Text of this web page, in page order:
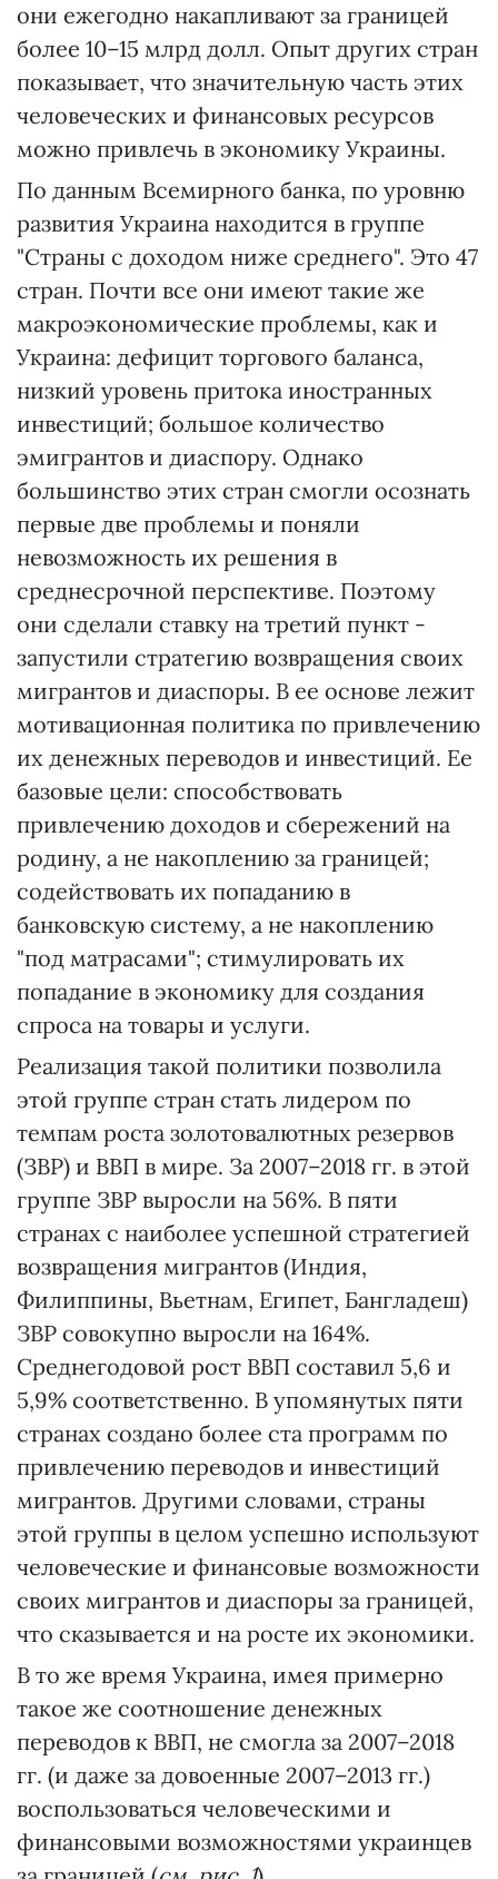
они ежегодно накапливают за границей
более 10–15 млрд долл. Опыт других стран
показывает, что значительную часть этих
человеческих и финансовых ресурсов
можно привлечь в экономику Украины.
По данным Всемирного банка, по уровню
развития Украина находится в группе
"Страны с доходом ниже среднего". Это 47
стран. Почти все они имеют такие же
макроэкономические проблемы, как и
Украина: дефицит торгового баланса,
низкий уровень притока иностранных
инвестиций; большое количество
эмигрантов и диаспору. Однако
большинство этих стран смогли осознать
первые две проблемы и поняли
невозможность их решения в
среднесрочной перспективе. Поэтому
они сделали ставку на третий пункт -
запустили стратегию возвращения своих
мигрантов и диаспоры. В ее основе лежит
мотивационная политика по привлечению
их денежных переводов и инвестиций. Ее
базовые цели: способствовать
привлечению доходов и сбережений на
родину, а не накоплению за границей;
содействовать их попаданию в
банковскую систему, а не накоплению
"под матрасами"; стимулировать их
попадание в экономику для создания
спроса на товары и услуги.
Реализация такой политики позволила
этой группе стран стать лидером по
темпам роста золотовалютных резервов
(ЗВР) и ВВП в мире. За 2007–2018 гг. в этой
группе ЗВР выросли на 56%. В пяти
странах с наиболее успешной стратегией
возвращения мигрантов (Индия,
Филиппины, Вьетнам, Египет, Бангладеш)
ЗВР совокупно выросли на 164%.
Среднегодовой рост ВВП составил 5,6 и
5,9% соответственно. В упомянутых пяти
странах создано более ста программ по
привлечению переводов и инвестиций
мигрантов. Другими словами, страны
этой группы в целом успешно используют
человеческие и финансовые возможности
своих мигрантов и диаспоры за границей,
что сказывается и на росте их экономики.
В то же время Украина, имея примерно
такое же соотношение денежных
переводов к ВВП, не смогла за 2007–2018
гг. (и даже за довоенные 2007–2013 гг.)
воспользоваться человеческими и
финансовыми возможностями украинцев